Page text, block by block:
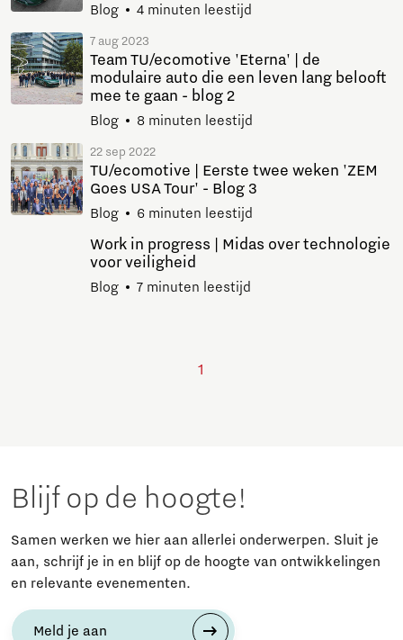
Blog 4 minuten leestijd
7 aug 2023
Team TU/ecomotive 'Eterna' | de
modulaire auto die een leven lang belooft
mee te gaan - blog 2
Blog 8 minuten leestijd
22 sep 2022
TU/ecomotive | Eerste twee weken 'ZEM
Goes USA Tour' - Blog 3
Blog 6 minuten leestijd
Work in progress | Midas over technologie
voor veiligheid
Blog 7 minuten leestijd
1
Blijf op de hoogte!
Samen werken we hier aan allerlei onderwerpen. Sluit je
aan, schrijf je in en blijf op de hoogte van ontwikkelingen
en relevante evenementen.
Meld je aan